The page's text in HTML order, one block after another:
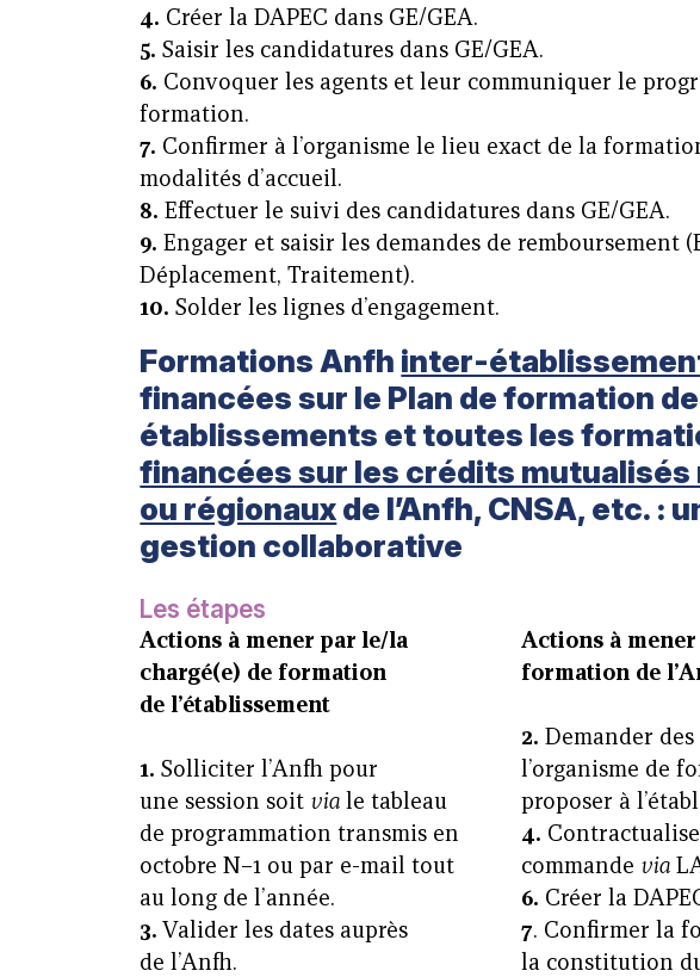
4. Créer la DAPEC dans GE/GEA.
5. Saisir les candidatures dans GE/GEA.
6. Convoquer les agents et leur communiquer le
formation.
7. Confirmer à l’organisme le lieu exact de la
modalités d’accueil.
8. Effectuer le suivi des candidatures dans GE/GEA.
9. Engager et saisir les demandes de remboursement
Déplacement, Traitement).
10. Solder les lignes d’engagement.
Formations Anfh inter-
financées sur le Plan de formation
établissements et toutes les
financées sur les crédits mutualisés
ou régionauxde l’Anfh, CNSA, etc. :
gestion collaborative
Les étapes
Actions à mener par le/la
chargé(e) de formation
de l’établissement
1. Solliciter l’Anfh pour
une session soit via le tableau
de programmation transmis en
octobre N–1 ou par e-mail tout
au long de l’année.
3. Valider les dates auprès
de l’Anfh.
Actions à
formation de
2. Demander des
l’organisme de
proposer à
4.
commande via
6. Créer la
7. Confirmer la
la constitution